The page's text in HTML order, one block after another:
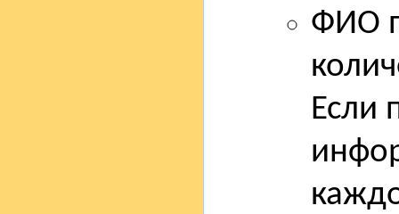
ФИО
Если